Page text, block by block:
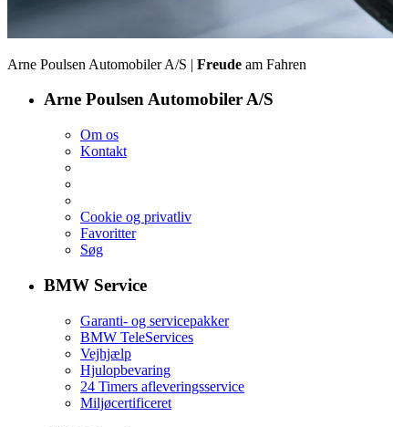
Arne Poulsen Automobiler A/S | Freude am Fahren
Arne Poulsen Automobiler A/S
Om os
Kontakt
Cookie og privatliv
Favoritter
Søg
BMW Service
Garanti- og servicepakker
BMW TeleServices
Vejhjælp
Hjulopbevaring
24 Timers afleveringsservice
Miljøcertificeret